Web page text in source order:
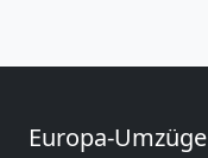
Europa-Umzüge